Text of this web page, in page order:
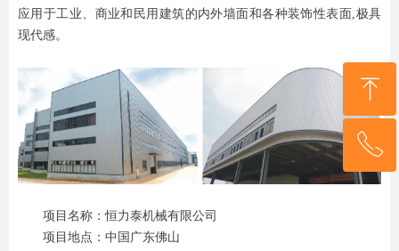
应用于工业、 商业和民用建筑的内外墙面和各种装饰性表面,极具
现代感。
项目名称：恒力泰机械有限公司
项目地点：中国广东佛山
ꁸ
回到顶部
ꂅ